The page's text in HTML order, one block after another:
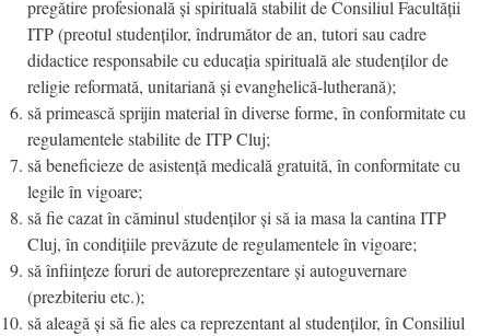
pregătire profesională și spirituală stabilit de Consiliul Facultății
ITP (preotul studenților, îndrumător de an, tutori sau cadre
didactice responsabile cu educația spirituală ale studenților de
religie reformată, unitariană și evanghelică-lutherană);
să primească sprijin material în diverse forme, în conformitate cu
regulamentele stabilite de ITP Cluj;
să beneficieze de asistență medicală gratuită, în conformitate cu
legile în vigoare;
să fie cazat în căminul studenților și să ia masa la cantina ITP
Cluj, în condițiile prevăzute de regulamentele în vigoare;
să înființeze foruri de autoreprezentare și autoguvernare
(prezbiteriu etc.);
să aleagă și să fie ales ca reprezentant al studenților, în Consiliul